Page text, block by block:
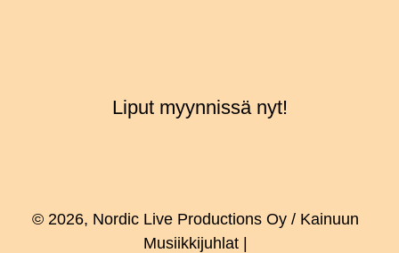
Liput myynnissä nyt!
© 2026, Nordic Live Productions Oy / Kainuun
Musiikkijuhlat |